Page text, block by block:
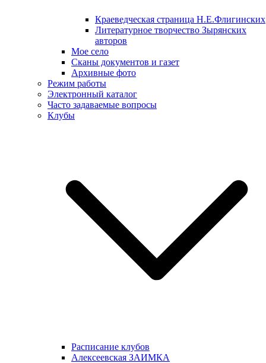
Краеведческая страница Н.Е.Флигинских
Литературное творчество Зырянских
авторов
Мое село
Сканы документов и газет
Архивные фото
Режим работы
Электронный каталог
Часто задаваемые вопросы
Клубы
Расписание клубов
Алексеевская ЗАИМКА